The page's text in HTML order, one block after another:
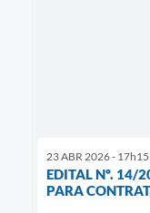
23 ABR 2026 - 17h15
EDITAL Nº. 14/
PARA